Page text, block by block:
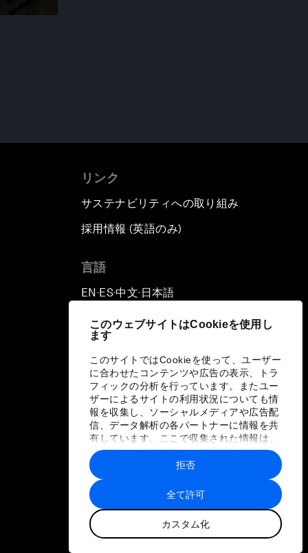
このウェブサイトはCookieを使用し
ます
このサイトではCookieを使って、ユーザー
に合わせたコンテンツや広告の表示、トラ
フィックの分析を行っています。またユー
ザーによるサイトの利用状況についても情
報を収集し、ソーシャルメディアや広告配
信、データ解析の各パートナーに情報を共
有しています。ここで収集された情報は、
ユーザーが各パートナーに提供した他の情
報や各パートナーのサービスを使用した際
に収集された情報と組み合わされ、各パー
トナーによって使用されることがありま
す。
全て許可
カスタム化
拒否
リンク
サステナビリティへの取り組み
採用情報 (英語のみ)
言語
EN ▪ES▪中文▪ 日本語